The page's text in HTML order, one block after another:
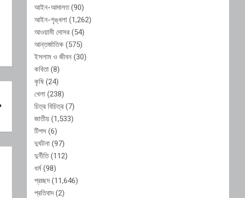
আইন-আদালত(90)
আইন-শৃঙ্খলা (1,262)
আওয়ামী দোসর (54)
আন্তর্জাতিক (575)
ইসলাম ও জীবন (30)
কবিতা (8)
কৃষি (24)
খেলা (238)
চিত্র বিচিত্র (7)
জাতীয় (1,533)
টিপস (6)
দুর্ঘটনা (97)
দুর্নীতি(112)
ধর্ম(98)
প্রচ্ছদ(11,646)
প্রতিবাদ(2)